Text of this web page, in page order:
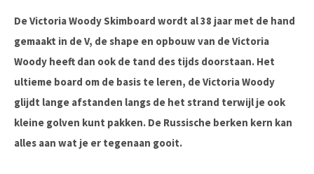
De Victoria Woody Skimboard wordt al 38 jaar met de hand
gemaakt in de V, de shape en opbouw van de Victoria
Woody heeft dan ook de tand des tijds doorstaan. Het
ultieme board om de basis te leren, de Victoria Woody
glijdt lange afstanden langs de het strand terwijl je ook
kleine golven kunt pakken. De Russische berken kern kan
alles aan wat je er tegenaan gooit.